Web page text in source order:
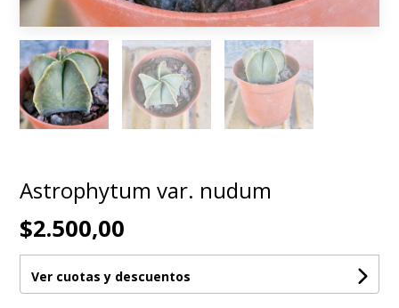
Astrophytum var. nudum
$2.500,00
Ver cuotas y descuentos